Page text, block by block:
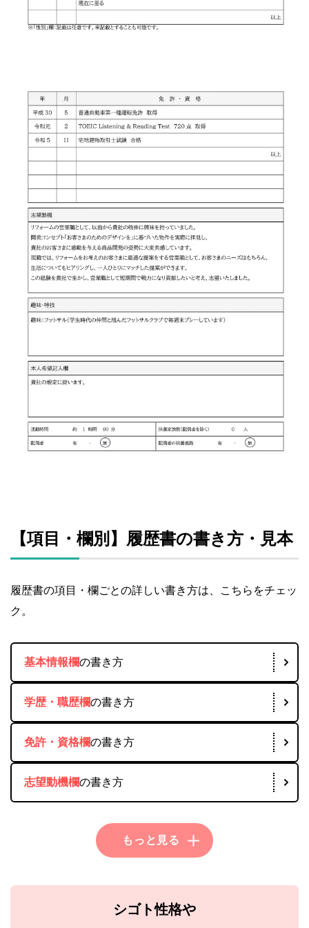
【項目・欄別】履歴書の書き方・見本
履歴書の項目・欄ごとの詳しい書き方は、こちらをチェッ
ク。
基本情報欄の書き方
学歴・職歴欄の書き方
免許・資格欄の書き方
志望動機欄の書き方
シゴト性格や